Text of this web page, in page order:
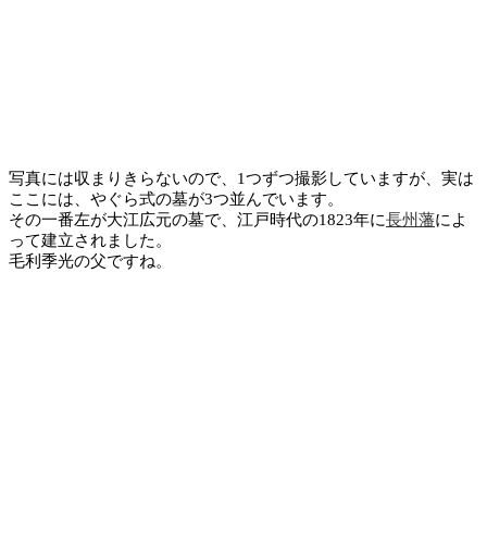
写真には収まりきらないので、1つずつ撮影していますが、実は
ここには、やぐら式の墓が3つ並んでいます。
その一番左が大江広元の墓で、江戸時代の1823年に長州藩によ
って建立されました。
毛利季光の父ですね。